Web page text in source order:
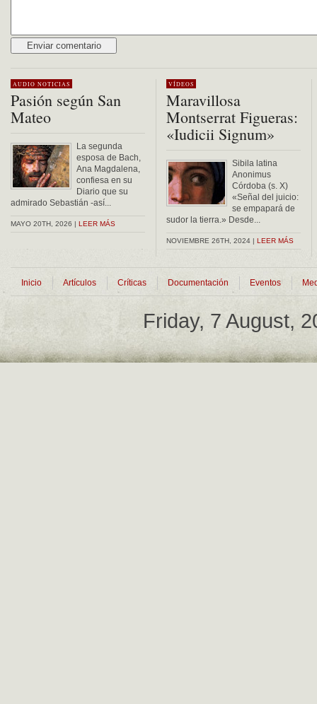
AUDIO NOTICIAS
Pasión según San
Mateo
La segunda
esposa de Bach,
Ana Magdalena,
confiesa en su
Diario que su
admirado Sebastián -así...
MAYO 20TH, 2026 | LEER MÁS
VÍDEOS
Maravillosa
Montserrat Figueras:
«Iudicii Signum»
Sibila latina
Anonimus
Córdoba (s. X)
«Señal del juicio:
se empapará de
sudor la tierra.» Desde...
NOVIEMBRE 26TH, 2024 | LEER MÁS
Inicio Artículos Críticas Documentación Eventos
Friday, 7 August,